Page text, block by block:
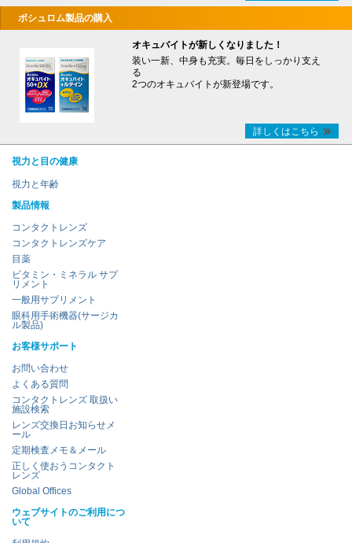
ボシュロム製品の購入
オキュバイトが新しくなりました！
装い一新、中身も充実。毎日をしっかり支え
る
2つのオキュバイトが新登場です。
詳しくはこちら
視力と目の健康
視力と年齢
製品情報
コンタクトレンズ
コンタクトレンズケア
目薬
ビタミン・ミネラル サプ
リメント
一般用サプリメント
眼科用手術機器(サージカ
ル製品)
お客様サポート
お問い合わせ
よくある質問
コンタクトレンズ 取扱い
施設検索
レンズ交換日お知らせメ
ール
定期検査メモ＆メール
正しく使おうコンタクト
レンズ
Global Offices
ウェブサイトのご利用につ
いて